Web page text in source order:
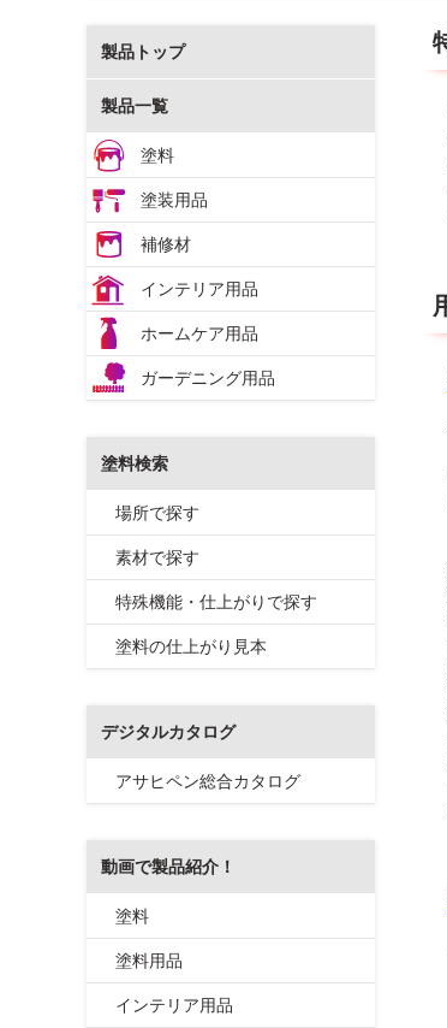
製品トップ
製品一覧
塗料
塗装用品
補修材
インテリア用品
ホームケア用品
ガーデニング用品
塗料検索
場所で探す
素材で探す
特殊機能・仕上がりで探す
塗料の仕上がり見本
デジタルカタログ
アサヒペン総合カタログ
動画で製品紹介！
塗料
塗料用品
インテリア用品